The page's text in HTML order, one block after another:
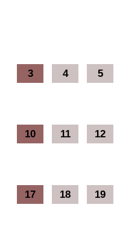
3 4 5
10 11 12
17 18 19